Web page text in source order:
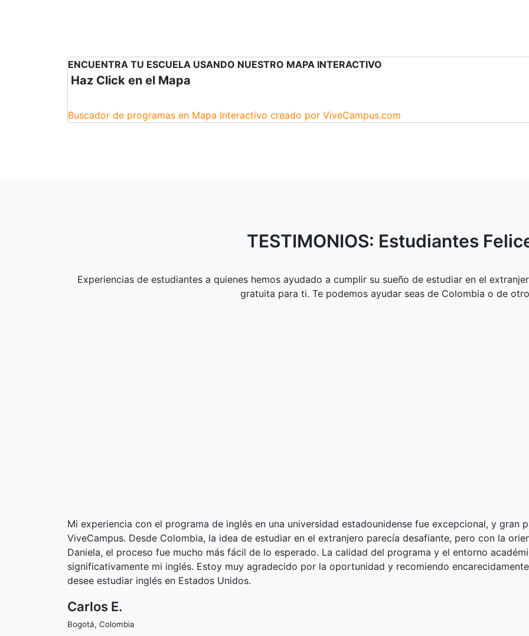
ENCUENTRA TU ESCUELA USANDO NUESTRO MAPA INTERACTIVO
Haz Click en el Mapa
Buscador de programas en Mapa Interactivo creado por ViveCampus.com
TESTIMONIOS: Estudiantes
Experiencias de estudiantes a quienes hemos ayudado a cumplir su sueño de estudiar en el
gratuita para ti. Te podemos ayudar seas de Colombia o de
Mi experiencia con el programa de inglés en una universidad estadounidense fue excepcional, y gran
ViveCampus. Desde Colombia, la idea de estudiar en el extranjero parecía desafiante, pero con la
Daniela, el proceso fue mucho más fácil de lo esperado. La calidad del programa y el entorno
significativamente mi inglés. Estoy muy agradecido por la oportunidad y recomiendo
desee estudiar inglés en Estados Unidos.
Carlos E.
Bogotá, Colombia